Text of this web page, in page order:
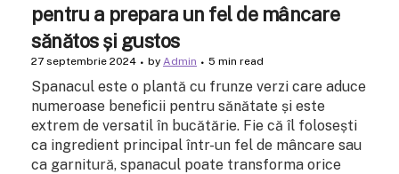
pentru a prepara un fel de mâncare
sănătos și gustos
27 septembrie 2024 by Admin 5 min read
Spanacul este o plantă cu frunze verzi care aduce
numeroase beneficii pentru sănătate și este
extrem de versatil în bucătărie. Fie că îl folosești
ca ingredient principal într-un fel de mâncare sau
ca garnitură, spanacul poate transforma orice